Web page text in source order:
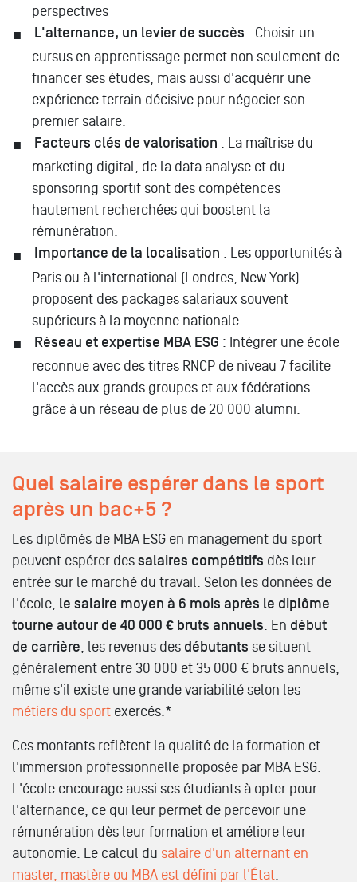
perspectives
L'alternance, un levier de succès : Choisir un
cursus en apprentissage permet non seulement de
financer ses études, mais aussi d'acquérir une
expérience terrain décisive pour négocier son
premier salaire.
Facteurs clés de valorisation : La maîtrise du
marketing digital, de la data analyse et du
sponsoring sportif sont des compétences
hautement recherchées qui boostent la
rémunération.
Importance de la localisation : Les opportunités à
Paris ou à l'international (Londres, New York)
proposent des packages salariaux souvent
supérieurs à la moyenne nationale.
Réseau et expertise MBA ESG : Intégrer une école
reconnue avec des titres RNCP de niveau 7 facilite
l'accès aux grands groupes et aux fédérations
grâce à un réseau de plus de 20 000 alumni.
Quel salaire espérer dans le sport
après un bac+5 ?
Les diplômés de MBA ESG en management du sport
peuvent espérer des salaires compétitifs dès leur
entrée sur le marché du travail. Selon les données de
l'école, le salaire moyen à 6 mois après le diplôme
tourne autour de 40 000 € bruts annuels . En début
de carrière , les revenus des débutants se situent
généralement entre 30 000 et 35 000 € bruts annuels,
même s'il existe une grande variabilité selon les
métiers du sport exercés.*
Ces montants reflètent la qualité de la formation et
l'immersion professionnelle proposée par MBA ESG.
L'école encourage aussi ses étudiants à opter pour
l'alternance, ce qui leur permet de percevoir une
rémunération dès leur formation et améliore leur
autonomie. Le calcul du salaire d'un alternant en
master, mastère ou MBA est défini par l'État